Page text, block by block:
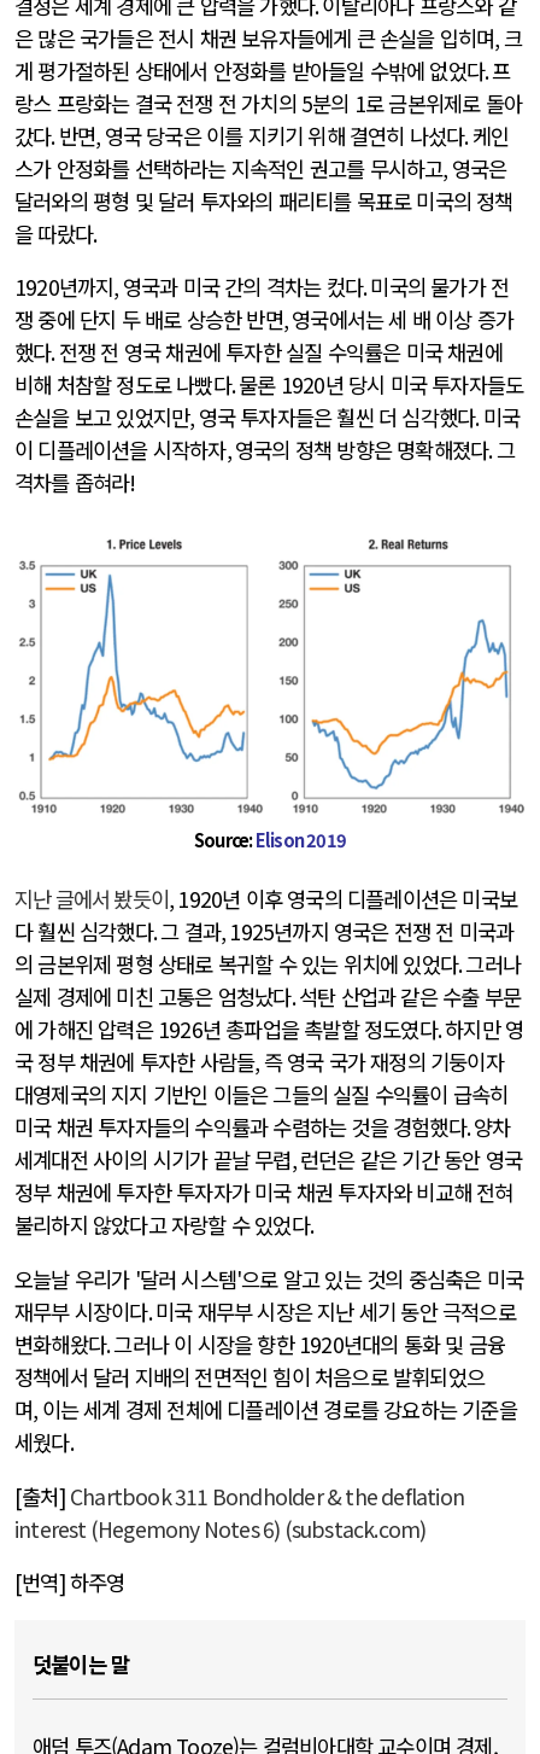
은 많은 국가들은 전시 채권 보유자들에게 큰 손실을 입히며,크
게 평가절하된 상태에서 안정화를 받아들일 수밖에 없었다.프
랑스 프랑화는 결국 전쟁 전 가치의 5분의 1로 금본위제로 돌아
갔다.반면, 영국 당국은 이를 지키기 위해 결연히 나섰다.케인
스가 안정화를 선택하라는 지속적인 권고를 무시하고, 영국은
달러와의 평형 및 달러 투자와의 패리티를 목표로 미국의 정책
을 따랐다.
1920년까지, 영국과 미국 간의 격차는 컸다.미국의 물가가 전
쟁 중에 단지 두 배로 상승한 반면,영국에서는 세 배 이상 증가
했다.전쟁 전 영국 채권에 투자한 실질 수익률은 미국 채권에
비해 처참할 정도로 나빴다.물론 1920년 당시 미국 투자자들도
손실을 보고 있었지만, 영국 투자자들은 훨씬 더 심각했다.미국
이 디플레이션을 시작하자,영국의 정책 방향은 명확해졌다.그
격차를 좁혀라!
Source:Elison 2019
지난 글에서 봤듯이, 1920년 이후 영국의 디플레이션은 미국보
다 훨씬 심각했다.그 결과, 1925년까지 영국은 전쟁 전 미국과
의 금본위제 평형 상태로 복귀할 수 있는 위치에 있었다.그러나
실제 경제에 미친 고통은 엄청났다.석탄 산업과 같은 수출 부문
에 가해진 압력은 1926년 총파업을 촉발할 정도였다.하지만 영
국 정부 채권에 투자한 사람들,즉 영국 국가 재정의 기둥이자
대영제국의 지지 기반인 이들은 그들의 실질 수익률이 급속히
미국 채권 투자자들의 수익률과 수렴하는 것을 경험했다.양차
세계대전 사이의 시기가 끝날 무렵,런던은 같은 기간 동안 영국
정부 채권에 투자한 투자자가 미국 채권 투자자와 비교해 전혀
불리하지 않았다고 자랑할 수 있었다.
오늘날 우리가 '달러 시스템'으로 알고 있는 것의 중심축은 미국
재무부 시장이다.미국 재무부 시장은 지난 세기 동안 극적으로
변화해왔다.그러나 이 시장을 향한 1920년대의 통화 및 금융
정책에서 달러 지배의 전면적인 힘이 처음으로 발휘되었으
며, 이는 세계 경제 전체에 디플레이션 경로를 강요하는 기준을
세웠다.
[출처] Chartbook 311 Bondholder & the deflation
interest (Hegemony Notes 6) (substack.com)
[번역] 하주영
덧붙이는 말
애덤 투즈(Adam Tooze)는 컬럼비아대학 교수이며 경제,